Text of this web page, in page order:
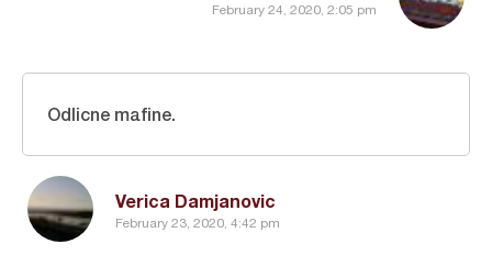
February 24, 2020, 2:05 pm
Verica Damjanovic
February 23, 2020, 4:42 pm
Odlicne mafine.